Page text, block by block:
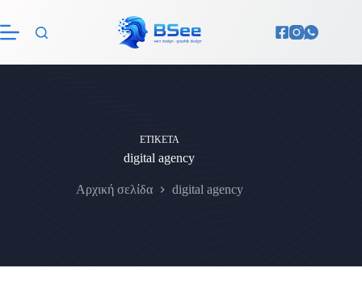
περιεχόμενο
ΕΤΙΚΈΤΑ
digital agency
Αρχική σελίδα digital agency